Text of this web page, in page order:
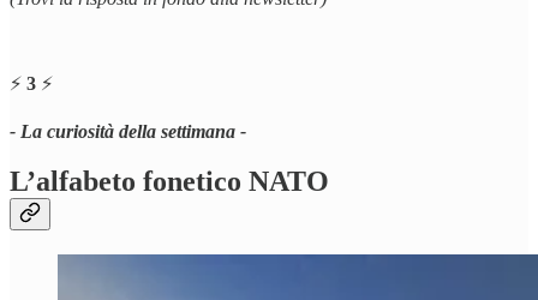
⚡️ 3 ⚡️
- La curiosità della settimana -
L’alfabeto fonetico NATO